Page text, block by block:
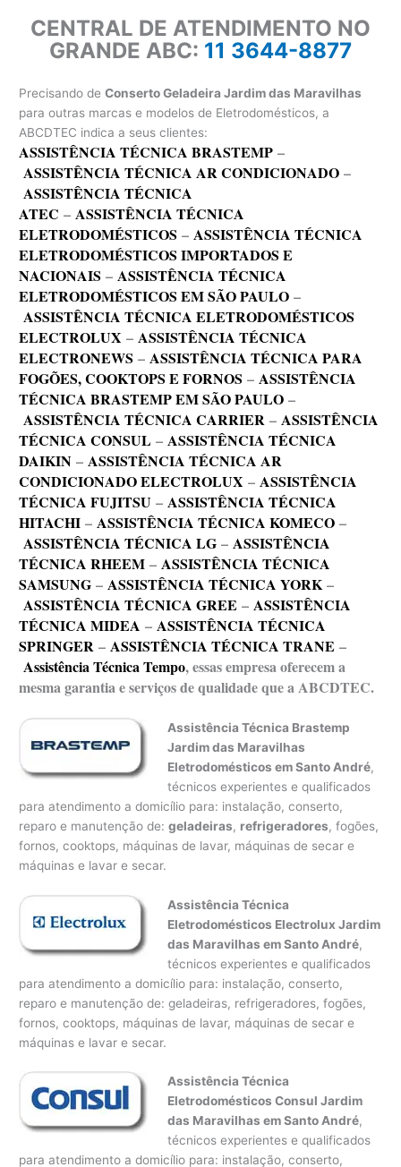
CENTRAL DE ATENDIMENTO NO
GRANDE ABC: 11 3644-8877
Precisando deConserto Geladeira Jardim das Maravilhas
para outras marcas e modelos de Eletrodomésticos, a
ABCDTEC indica a seus clientes:
ASSISTÊNCIA TÉCNICA BRASTEMP –
ASSISTÊNCIA TÉCNICA AR CONDICIONADO –
ASSISTÊNCIA TÉCNICA
ATEC –ASSISTÊNCIA TÉCNICA
ELETRODOMÉSTICOS –ASSISTÊNCIA TÉCNICA
ELETRODOMÉSTICOS IMPORTADOS E
NACIONAIS –ASSISTÊNCIA TÉCNICA
ELETRODOMÉSTICOS EM SÃO PAULO –
ASSISTÊNCIA TÉCNICA ELETRODOMÉSTICOS
ELECTROLUX –ASSISTÊNCIA TÉCNICA
ELECTRONEWS –ASSISTÊNCIA TÉCNICA PARA
FOGÕES, COOKTOPS E FORNOS –ASSISTÊNCIA
TÉCNICA BRASTEMP EM SÃO PAULO –
ASSISTÊNCIA TÉCNICA CARRIER –ASSISTÊNCIA
TÉCNICA CONSUL –ASSISTÊNCIA TÉCNICA
DAIKIN –ASSISTÊNCIA TÉCNICA AR
CONDICIONADO ELECTROLUX –ASSISTÊNCIA
TÉCNICA FUJITSU –ASSISTÊNCIA TÉCNICA
HITACHI –ASSISTÊNCIA TÉCNICA KOMECO –
ASSISTÊNCIA TÉCNICA LG –ASSISTÊNCIA
TÉCNICA RHEEM –ASSISTÊNCIA TÉCNICA
SAMSUNG –ASSISTÊNCIA TÉCNICA YORK–
ASSISTÊNCIA TÉCNICA GREE –ASSISTÊNCIA
TÉCNICA MIDEA –ASSISTÊNCIA TÉCNICA
SPRINGER –ASSISTÊNCIA TÉCNICA TRANE –
Assistência Técnica Tempo, essas empresa oferecem a
mesma garantia e serviços de qualidade que a ABCDTEC.
Assistência Técnica Brastemp
Jardim das Maravilhas
Eletrodomésticos em Santo André,
técnicos experientes e qualificados
para atendimento a domicílio para: instalação, conserto,
reparo e manutenção de:geladeiras, refrigeradores, fogões,
fornos, cooktops, máquinas de lavar, máquinas de secar e
máquinas e lavar e secar.
Assistência Técnica
Eletrodomésticos Electrolux Jardim
das Maravilhas em Santo André,
técnicos experientes e qualificados
para atendimento a domicílio para: instalação, conserto,
reparo e manutenção de: geladeiras, refrigeradores, fogões,
fornos, cooktops, máquinas de lavar, máquinas de secar e
máquinas e lavar e secar.
Assistência Técnica
Eletrodomésticos Consul Jardim
das Maravilhas em Santo André,
técnicos experientes e qualificados
para atendimento a domicílio para: instalação, conserto,